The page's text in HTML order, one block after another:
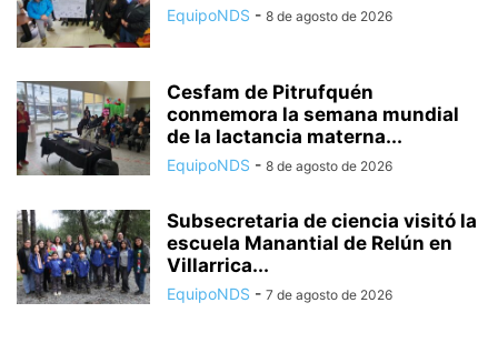
EquipoNDS - 8 de agosto de 2026
Cesfam de Pitrufquén
conmemora la semana mundial
de la lactancia materna...
EquipoNDS - 8 de agosto de 2026
Subsecretaria de ciencia visitó la
escuela Manantial de Relún en
Villarrica...
EquipoNDS - 7 de agosto de 2026